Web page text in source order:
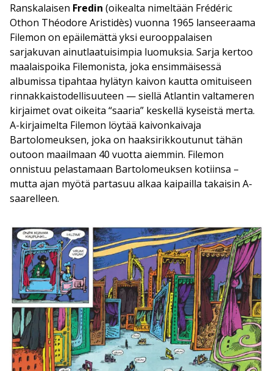
Ranskalaisen Fredin (oikealta nimeltään Frédéric
Othon Théodore Aristidès) vuonna 1965 lanseeraama
Filemon on epäilemättä yksi eurooppalaisen
sarjakuvan ainutlaatuisimpia luomuksia. Sarja kertoo
maalaispoika Filemonista, joka ensimmäisessä
albumissa tipahtaa hylätyn kaivon kautta omituiseen
rinnakkaistodellisuuteen — siellä Atlantin valtameren
kirjaimet ovat oikeita “saaria” keskellä kyseistä merta.
A-kirjaimelta Filemon löytää kaivonkaivaja
Bartolomeuksen, joka on haaksirikkoutunut tähän
outoon maailmaan 40 vuotta aiemmin. Filemon
onnistuu pelastamaan Bartolomeuksen kotiinsa –
mutta ajan myötä partasuu alkaa kaipailla takaisin A-
saarelleen.